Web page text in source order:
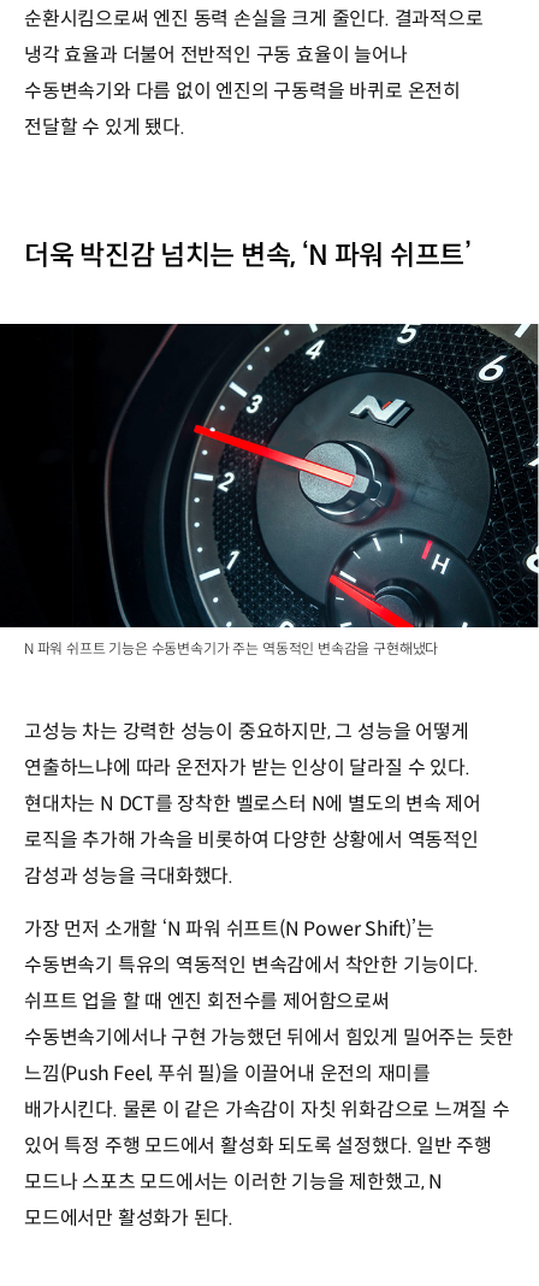
순환시킴으로써 엔진 동력 손실을 크게 줄인다. 결과적으로
냉각 효율과 더불어 전반적인 구동 효율이 늘어나
수동변속기와 다름 없이 엔진의 구동력을 바퀴로 온전히
전달할 수 있게 됐다.
더욱 박진감 넘치는 변속, ‘N 파워 쉬프트’
N 파워 쉬프트 기능은 수동변속기가 주는 역동적인 변속감을 구현해냈다
고성능 차는 강력한 성능이 중요하지만, 그 성능을 어떻게
연출하느냐에 따라 운전자가 받는 인상이 달라질 수 있다.
현대차는 N DCT를 장착한 벨로스터 N에 별도의 변속 제어
로직을 추가해 가속을 비롯하여 다양한 상황에서 역동적인
감성과 성능을 극대화했다.
가장 먼저 소개할 ‘N 파워 쉬프트(N Power Shift)’는
수동변속기 특유의 역동적인 변속감에서 착안한 기능이다.
쉬프트 업을 할 때 엔진 회전수를 제어함으로써
수동변속기에서나 구현 가능했던 뒤에서 힘있게 밀어주는 듯한
느낌(Push Feel, 푸쉬 필)을 이끌어내 운전의 재미를
배가시킨다. 물론 이 같은 가속감이 자칫 위화감으로 느껴질 수
있어 특정 주행 모드에서 활성화 되도록 설정했다. 일반 주행
모드나 스포츠 모드에서는 이러한 기능을 제한했고, N
모드에서만 활성화가 된다.